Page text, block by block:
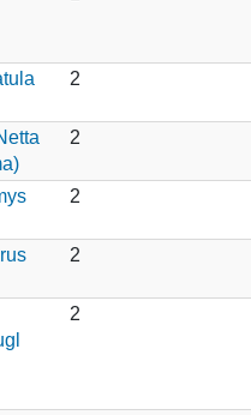
2
2
2
2
2